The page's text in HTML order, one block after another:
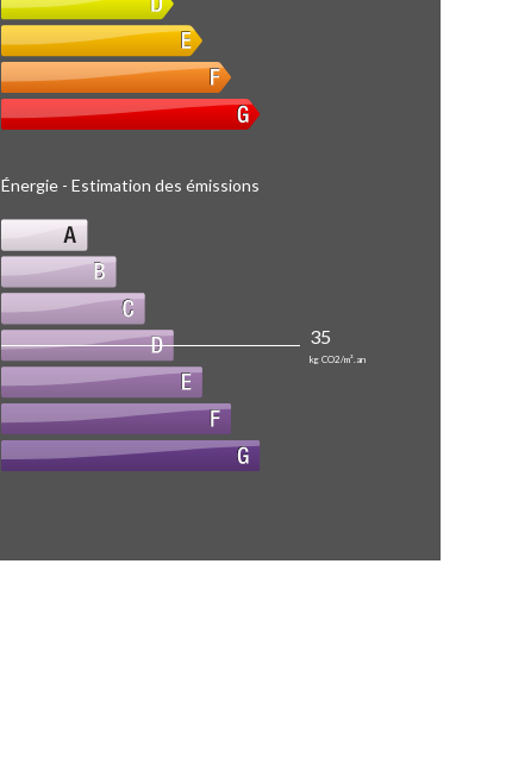
Énergie - Estimation des émissions
35
kg CO2/m².an